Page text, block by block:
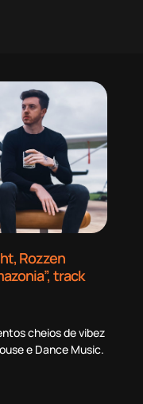
Rozzen
track
cheios de vibez
e Dance Music.